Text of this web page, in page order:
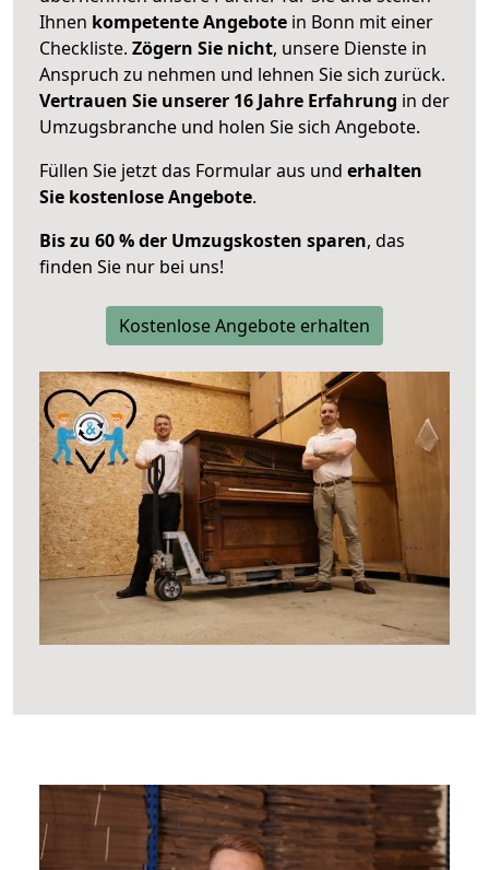
Ihnen kompetente Angebote in Bonn mit einer
Checkliste. Zögern Sie nicht, unsere Dienste in
Anspruch zu nehmen und lehnen Sie sich zurück.
Vertrauen Sie unserer 16 Jahre Erfahrung in der
Umzugsbranche und holen Sie sich Angebote.
Füllen Sie jetzt das Formular aus und erhalten
Sie kostenlose Angebote.
Bis zu 60 % der Umzugskosten sparen, das
finden Sie nur bei uns!
Kostenlose Angebote erhalten